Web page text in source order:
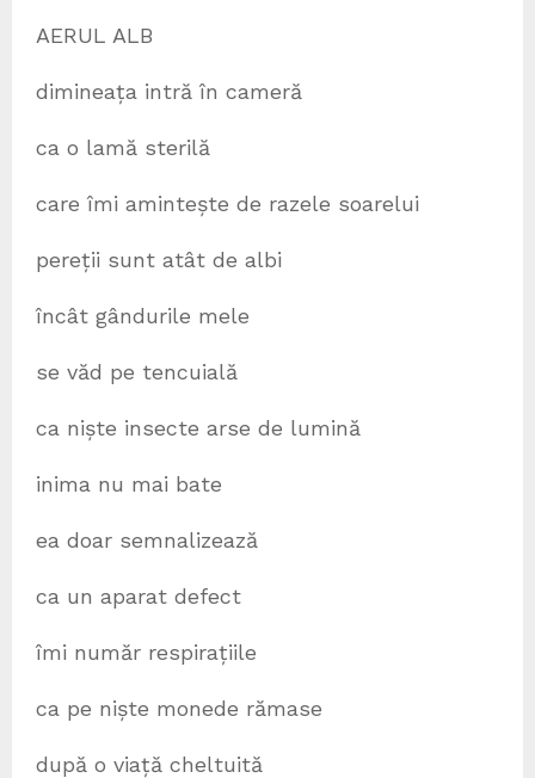
AERUL ALB
dimineața intră în cameră
ca o lamă sterilă
care îmi amintește de razele soarelui
pereții sunt atât de albi
încât gândurile mele
se văd pe tencuială
ca niște insecte arse de lumină
inima nu mai bate
ea doar semnalizează
ca un aparat defect
îmi număr respirațiile
ca pe niște monede rămase
după o viață cheltuită